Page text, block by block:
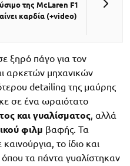
της McLaren F1
καρδία (+video)
ξηρό πάγο για τον
αρκετών μηχανικών
detailing της μαύρης
σε ένα ωραιότατο
και γυαλίσματος, αλλά
φιλμ βαφής. Τα
το ίδιο και
τα πάντα γυαλίστηκαν